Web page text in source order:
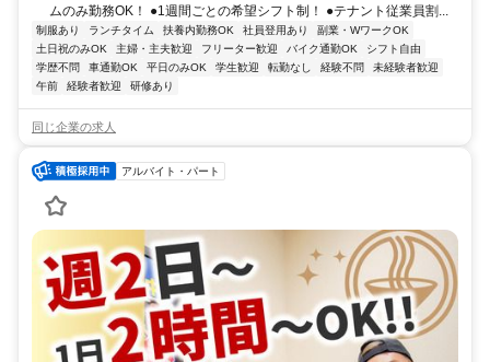
ムのみ勤務OK！ ●1週間ごとの希望シフト制！ ●テナント従業員割...
制服あり ランチタイム 扶養内勤務OK 社員登用あり
副業・WワークOK
土日祝のみOK
主婦・主夫歓迎 フリーター歓迎 バイク通勤OK
シフト自由
学歴不問
車通勤OK 平日のみOK 学生歓迎 転勤なし 経験不問
未経験者歓迎
午前
経験者歓迎 研修あり
同じ企業の求人
アルバイト・パート